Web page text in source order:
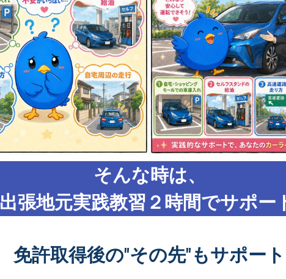
そんな時は、
出張地元実践教習２時間でサポー
免許取得後の"その先"もサポート